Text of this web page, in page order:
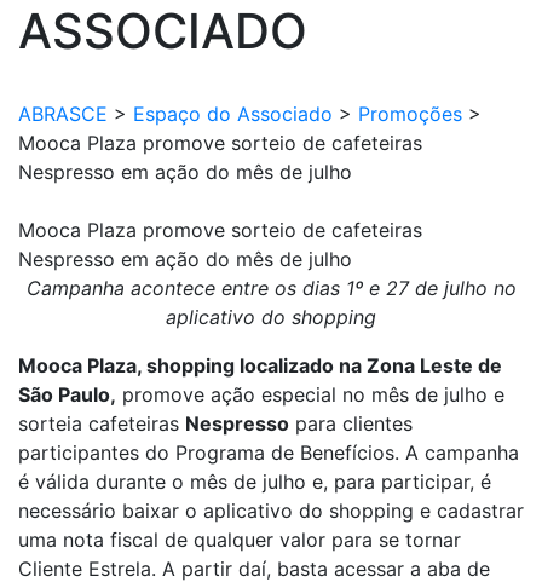
ASSOCIADO
ABRASCE > Espaço do Associado > Promoções >
Mooca Plaza promove sorteio de cafeteiras
Nespresso em ação do mês de julho
Mooca Plaza promove sorteio de cafeteiras
Nespresso em ação do mês de julho
Campanha acontece entre os dias 1º e 27 de julho no
aplicativo do shopping
Mooca Plaza, shopping localizado na Zona Leste de
São Paulo, promove ação especial no mês de julho e
sorteia cafeteiras Nespresso para clientes
participantes do Programa de Benefícios. A campanha
é válida durante o mês de julho e, para participar, é
necessário baixar o aplicativo do shopping e cadastrar
uma nota fiscal de qualquer valor para se tornar
Cliente Estrela. A partir daí, basta acessar a aba de